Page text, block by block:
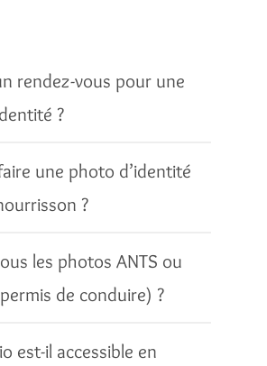
rendez-vous pour une
?
une photo d’identité
?
les photos ANTS ou
de conduire) ?
est-il accessible en